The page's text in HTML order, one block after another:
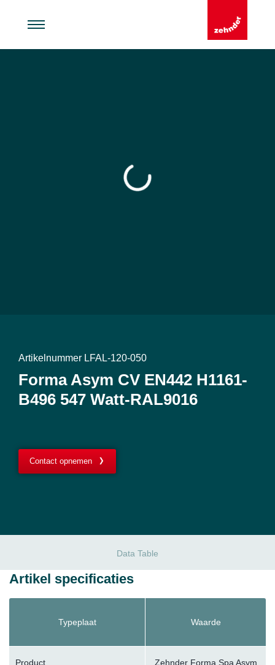
Artikelnummer LFAL-120-050
Forma Asym CV EN442 H1161-
B496 547 Watt-RAL9016
Contact opnemen
Data Table
Artikel specificaties
Typeplaat Waarde
Product Zehnder Forma Spa Asym